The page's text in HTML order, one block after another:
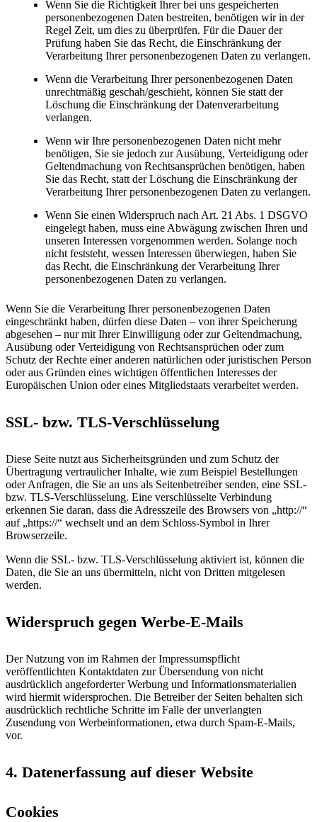
Wenn Sie die Richtigkeit Ihrer bei uns gespeicherten
personenbezogenen Daten bestreiten, benötigen wir in der
Regel Zeit, um dies zu überprüfen. Für die Dauer der
Prüfung haben Sie das Recht, die Einschränkung der
Verarbeitung Ihrer personenbezogenen Daten zu verlangen.
Wenn die Verarbeitung Ihrer personenbezogenen Daten
unrechtmäßig geschah/geschieht, können Sie statt der
Löschung die Einschränkung der Datenverarbeitung
verlangen.
Wenn wir Ihre personenbezogenen Daten nicht mehr
benötigen, Sie sie jedoch zur Ausübung, Verteidigung oder
Geltendmachung von Rechtsansprüchen benötigen, haben
Sie das Recht, statt der Löschung die Einschränkung der
Verarbeitung Ihrer personenbezogenen Daten zu verlangen.
Wenn Sie einen Widerspruch nach Art. 21 Abs. 1 DSGVO
eingelegt haben, muss eine Abwägung zwischen Ihren und
unseren Interessen vorgenommen werden. Solange noch
nicht feststeht, wessen Interessen überwiegen, haben Sie
das Recht, die Einschränkung der Verarbeitung Ihrer
personenbezogenen Daten zu verlangen.
Wenn Sie die Verarbeitung Ihrer personenbezogenen Daten
eingeschränkt haben, dürfen diese Daten – von ihrer Speicherung
abgesehen – nur mit Ihrer Einwilligung oder zur Geltendmachung,
Ausübung oder Verteidigung von Rechtsansprüchen oder zum
Schutz der Rechte einer anderen natürlichen oder juristischen Person
oder aus Gründen eines wichtigen öffentlichen Interesses der
Europäischen Union oder eines Mitgliedstaats verarbeitet werden.
SSL- bzw. TLS-Verschlüsselung
Diese Seite nutzt aus Sicherheitsgründen und zum Schutz der
Übertragung vertraulicher Inhalte, wie zum Beispiel Bestellungen
oder Anfragen, die Sie an uns als Seitenbetreiber senden, eine SSL-
bzw. TLS-Verschlüsselung. Eine verschlüsselte Verbindung
erkennen Sie daran, dass die Adresszeile des Browsers von „http://“
auf „https://“ wechselt und an dem Schloss-Symbol in Ihrer
Browserzeile.
Wenn die SSL- bzw. TLS-Verschlüsselung aktiviert ist, können die
Daten, die Sie an uns übermitteln, nicht von Dritten mitgelesen
werden.
Widerspruch gegen Werbe-E-Mails
Der Nutzung von im Rahmen der Impressumspflicht
veröffentlichten Kontaktdaten zur Übersendung von nicht
ausdrücklich angeforderter Werbung und Informationsmaterialien
wird hiermit widersprochen. Die Betreiber der Seiten behalten sich
ausdrücklich rechtliche Schritte im Falle der unverlangten
Zusendung von Werbeinformationen, etwa durch Spam-E-Mails,
vor.
4. Datenerfassung auf dieser Website
Cookies